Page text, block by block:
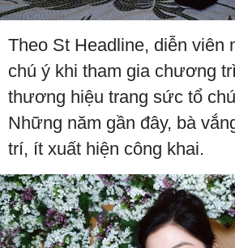
Theo St Headline, diễn viên
chú ý khi tham gia chương
thương hiệu trang sức tổ
Những năm gần đây, bà
trí, ít xuất hiện công khai.